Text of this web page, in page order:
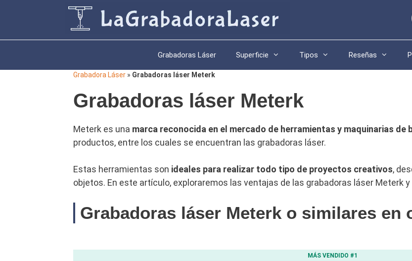
Grabadoras Láser Superficie Tipos Reseñas
Grabadora Láser » Grabadoras láser Meterk
Grabadoras láser Meterk
Meterk es una marca reconocida en el mercado de herramientas y maquinarias de
productos, entre los cuales se encuentran las grabadoras láser.
Estas herramientas son ideales para realizar todo tipo de proyectos creativos,
objetos. En este artículo, exploraremos las ventajas de las grabadoras láser Meterk
Grabadoras láser Meterk o similares en
MÁS VENDIDO #1